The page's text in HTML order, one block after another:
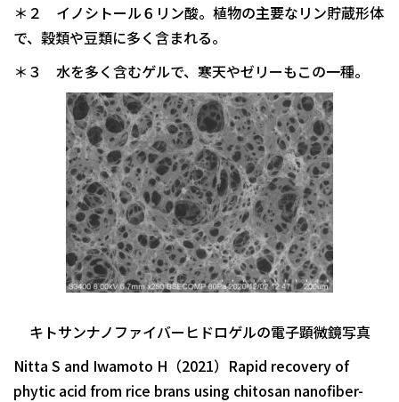
＊２ イノシトール６リン酸。植物の主要なリン貯蔵形体
で、穀類や豆類に多く含まれる。
＊３ 水を多く含むゲルで、寒天やゼリーもこの一種。
キトサンナノファイバーヒドロゲルの電子顕微鏡写真
Nitta S and Iwamoto H（2021）Rapid recovery of
phytic acid from rice brans using chitosan nanofiber-